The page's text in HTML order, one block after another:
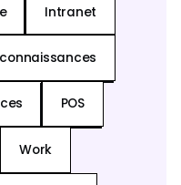
Intranet
POS
Work